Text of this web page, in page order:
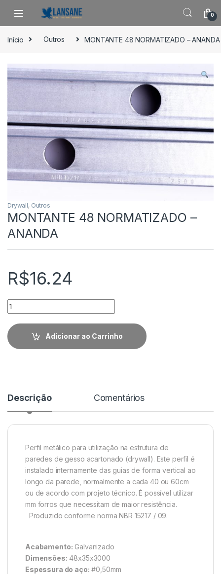
Saltar para navegação
Pular para o conteúdo
0
Início Outros MONTANTE 48 NORMATIZADO – ANANDA
Drywall, Outros
MONTANTE 48 NORMATIZADO –
ANANDA
R$16.24
Quantidade
Adicionar ao Carrinho
Descrição Comentários
Perfil metálico para utilização na estrutura de
paredes de gesso acartonado (drywall). Este perfil é
instalado internamente das guias de forma vertical ao
longo da parede, normalmente a cada 40 ou 60cm
ou de acordo com projeto técnico. É possível utilizar
mm forros que necessitam de maior resistência.
Produzido conforme norma NBR 15217 / 09.
Acabamento: Galvanizado
Dimensões: 48x35x3000
Espessura do aço: #0,50mm